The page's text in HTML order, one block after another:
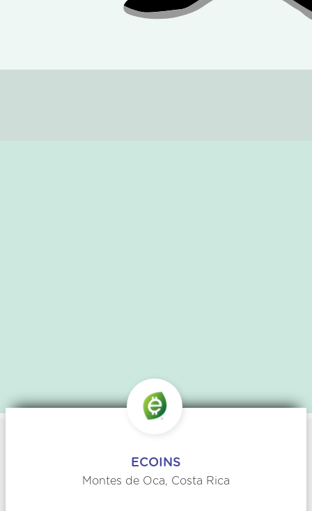
ECOINS
Montes de Oca, Costa Rica